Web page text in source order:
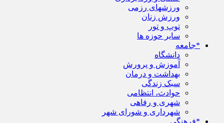
ورزشهای رزمی
ورزش زنان
توپ و تور
سایر حوزه ها
*جامعه
دانشگاه
آموزش و پرورش
بهداشت و درمان
سبک زندگی
حوادث، انتظامی
شهری و رفاهی
شهرداری و شورای شهر